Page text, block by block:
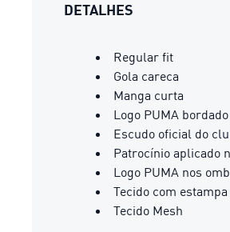
DETALHES
Regular fit
Gola careca
Manga curta
Logo PUMA
Escudo oficial do
Patrocínio aplicado
Logo PUMA nos
Tecido com
Tecido Mesh